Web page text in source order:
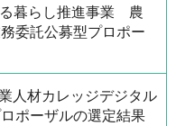
暮らし推進事業 農
委託公募型プロポー
人材カレッジデジタル
ポーザルの選定結果